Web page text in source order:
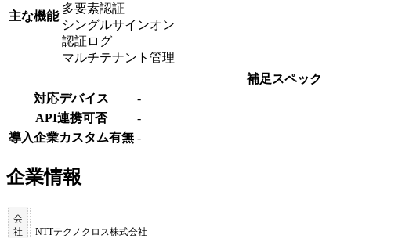
主な機能
多要素認証
シングルサインオン
認証ログ
マルチテナント管理
補足スペック
対応デバイス
-
API連携可否
-
導入企業カスタム有無 -
企業情報
会
社
NTTテクノクロス株式会社